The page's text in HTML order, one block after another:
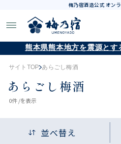
梅乃宿酒造公式 オン
熊本県熊本地方を震源とす
サイトTOP あらごし梅酒
あらごし梅酒
0件 /を表示
並べ替え